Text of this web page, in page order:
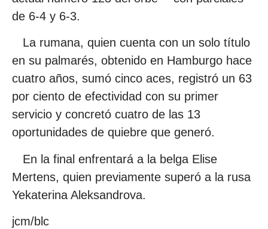
de 6-4 y 6-3.
La rumana, quien cuenta con un solo título
en su palmarés, obtenido en Hamburgo hace
cuatro años, sumó cinco aces, registró un 63
por ciento de efectividad con su primer
servicio y concretó cuatro de las 13
oportunidades de quiebre que generó.
En la final enfrentará a la belga Elise
Mertens, quien previamente superó a la rusa
Yekaterina Aleksandrova.
jcm/blc